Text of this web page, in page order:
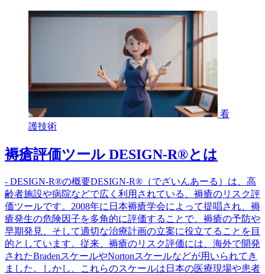
看
護技術
褥瘡評価ツール DESIGN-R®️とは
- DESIGN-R®️の概要DESIGN-R®️（でざいんあーる）は、高
齢者施設や病院などで広く利用されている、褥瘡のリスク評
価ツールです。2008年に日本褥瘡学会によって提唱され、褥
瘡発生の危険因子を多角的に評価することで、褥瘡の予防や
早期発見、そして適切な治療計画の立案に役立てることを目
的としています。従来、褥瘡のリスク評価には、海外で開発
されたBradenスケールやNortonスケールなどが用いられてき
ました。しかし、これらのスケールは日本の医療現場や患者